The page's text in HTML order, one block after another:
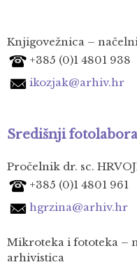
Knjigovežnica –
+385 (0)1 4801 938
ikozjak@arhiv.hr
Središnji
Pročelnik dr. sc.
+385 (0)1 4801 961
hgrzina@arhiv.hr
Mikroteka i fototeka –
arhivistica